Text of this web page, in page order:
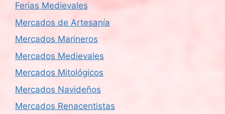
Ferias Medievales
Mercados de Artesanía
Mercados Marineros
Mercados Medievales
Mercados Mitológicos
Mercados Navideños
Mercados Renacentistas